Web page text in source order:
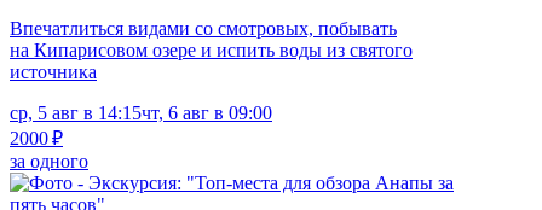
Впечатлиться видами со смотровых, побывать
на Кипарисовом озере и испить воды из святого
источника
ср, 5 авг в 14:15чт, 6 авг в 09:00
2000 ₽
за одного